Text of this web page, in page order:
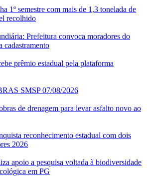
1º semestre com mais de 1,3 tonelada de
recolhido
Prefeitura convoca moradores do
cadastramento
prêmio estadual pela plataforma
SMSP 07/08/2026
de drenagem para levar asfalto novo ao
reconhecimento estadual com dois
2026
apoio a pesquisa voltada à biodiversidade
em PG